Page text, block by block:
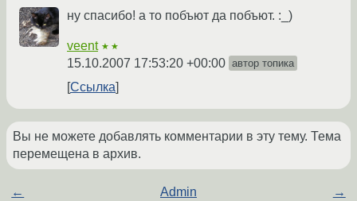
ну спасибо! а то побъют да побъют. :_)
veent ★★
15.10.2007 17:53:20 +00:00 автор топика
Ссылка
Вы не можете добавлять комментарии в эту тему. Тема
перемещена в архив.
← Admin →